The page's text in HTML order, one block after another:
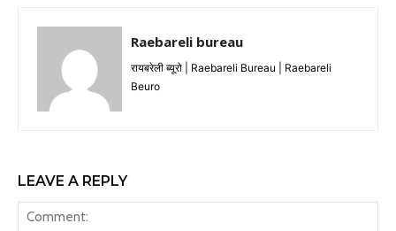
Raebareli bureau
रायबरेली ब्यूरो | Raebareli Bureau | Raebareli
Beuro
LEAVE A REPLY